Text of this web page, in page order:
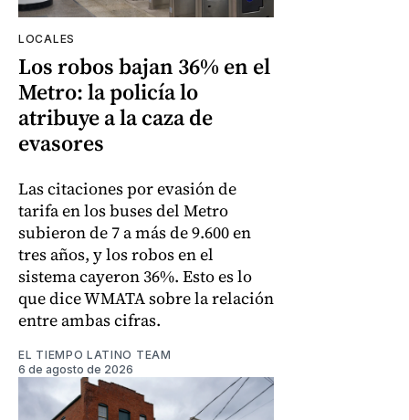
LOCALES
Los robos bajan 36% en el
Metro: la policía lo
atribuye a la caza de
evasores
Las citaciones por evasión de
tarifa en los buses del Metro
subieron de 7 a más de 9.600 en
tres años, y los robos en el
sistema cayeron 36%. Esto es lo
que dice WMATA sobre la relación
entre ambas cifras.
EL TIEMPO LATINO TEAM
6 de agosto de 2026